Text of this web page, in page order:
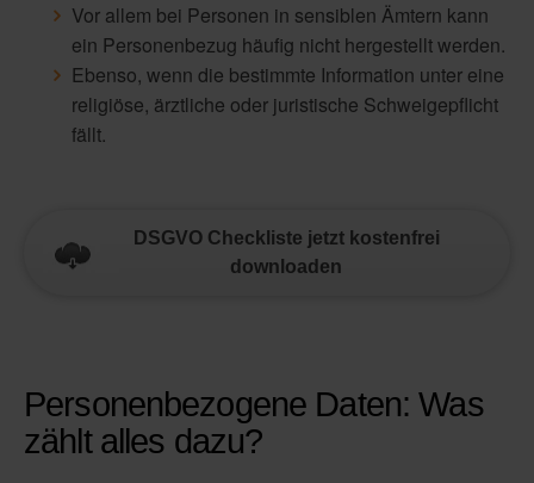
Vor allem bei Personen in sensiblen Ämtern kann
ein Personenbezug häufig nicht hergestellt werden.
Ebenso, wenn die bestimmte Information unter eine
religiöse, ärztliche oder juristische Schweigepflicht
fällt.
DSGVO Checkliste jetzt kostenfrei
downloaden
Personenbezogene Daten: Was
zählt alles dazu?